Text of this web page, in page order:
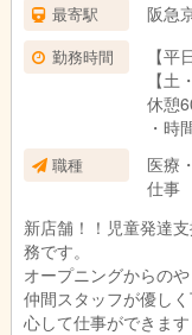
最寄駅 阪急
勤務時間
【
【
休憩
・時
職種
医療
仕事
新店舗！！児童発達
務です。
オープニングからの
仲間スタッフが優し
心して仕事ができます